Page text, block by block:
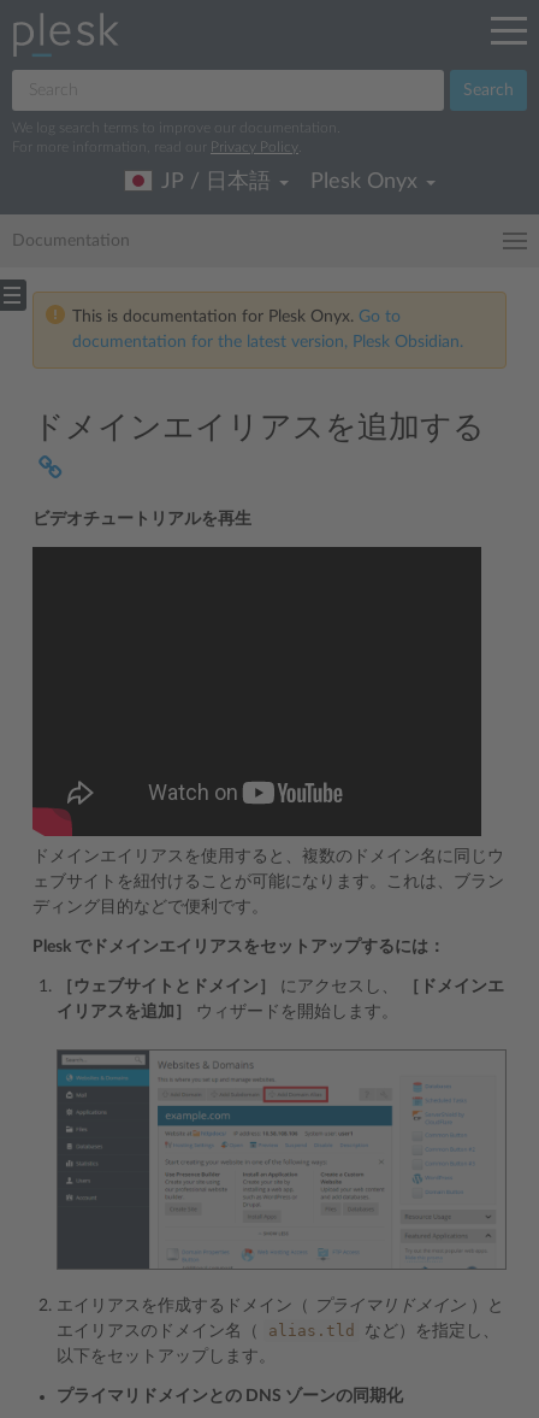
Search
We log search terms to improve our documentation.
For more information, read our
Privacy Policy
JP / 日本語 Plesk Onyx
Documentation
This is documentation for Plesk Onyx. Go to
documentation for the latest version, Plesk Obsidian.
ドメインエイリアスを追加する
ビデオチュートリアルを再生
ドメインエイリアスを使用すると、複数のドメイン名に同じウ
ェブサイトを紐付けることが可能になります。これは、ブラン
ディング目的などで便利です。
Plesk でドメインエイリアスをセットアップするには：
［ウェブサイトとドメイン］ にアクセスし、
［ドメインエ
イリアスを追加］
ウィザードを開始します。
エイリアスを作成するドメイン（ プライマリドメイン ）と
エイリアスのドメイン名（
alias.tld
など）を指定し、
以下をセットアップします。
プライマリドメインとの DNS ゾーンの同期化